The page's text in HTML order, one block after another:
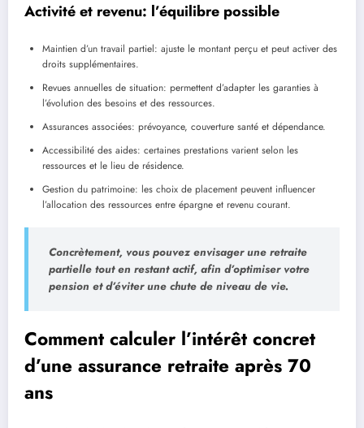
Activité et revenu: l’équilibre possible
Maintien d’un travail partiel: ajuste le montant perçu et peut activer des
droits supplémentaires.
Revues annuelles de situation: permettent d’adapter les garanties à
l’évolution des besoins et des ressources.
Assurances associées: prévoyance, couverture santé et dépendance.
Accessibilité des aides: certaines prestations varient selon les
ressources et le lieu de résidence.
Gestion du patrimoine: les choix de placement peuvent influencer
l’allocation des ressources entre épargne et revenu courant.
Concrètement, vous pouvez envisager une retraite
partielle tout en restant actif, afin d’optimiser votre
pension et d’éviter une chute de niveau de vie.
Comment calculer l’intérêt concret
d’une assurance retraite après 70
ans